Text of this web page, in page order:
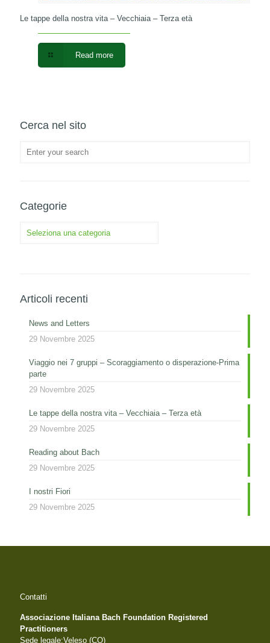
Le tappe della nostra vita – Vecchiaia – Terza età
Read more
Cerca nel sito
Categorie
Articoli recenti
News and Letters
29 Novembre 2025
Viaggio nei 7 gruppi – Scoraggiamento o disperazione-Prima
parte
29 Novembre 2025
Le tappe della nostra vita – Vecchiaia – Terza età
29 Novembre 2025
Reading about Bach
29 Novembre 2025
I nostri Fiori
29 Novembre 2025
Contatti
Associazione Italiana Bach Foundation Registered
Practitioners
Sede legale:Veleso (CO)